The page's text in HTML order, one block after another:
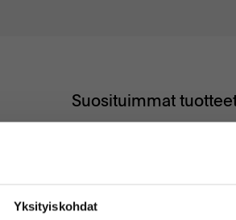
Yksityiskohdat
Suosituimmat